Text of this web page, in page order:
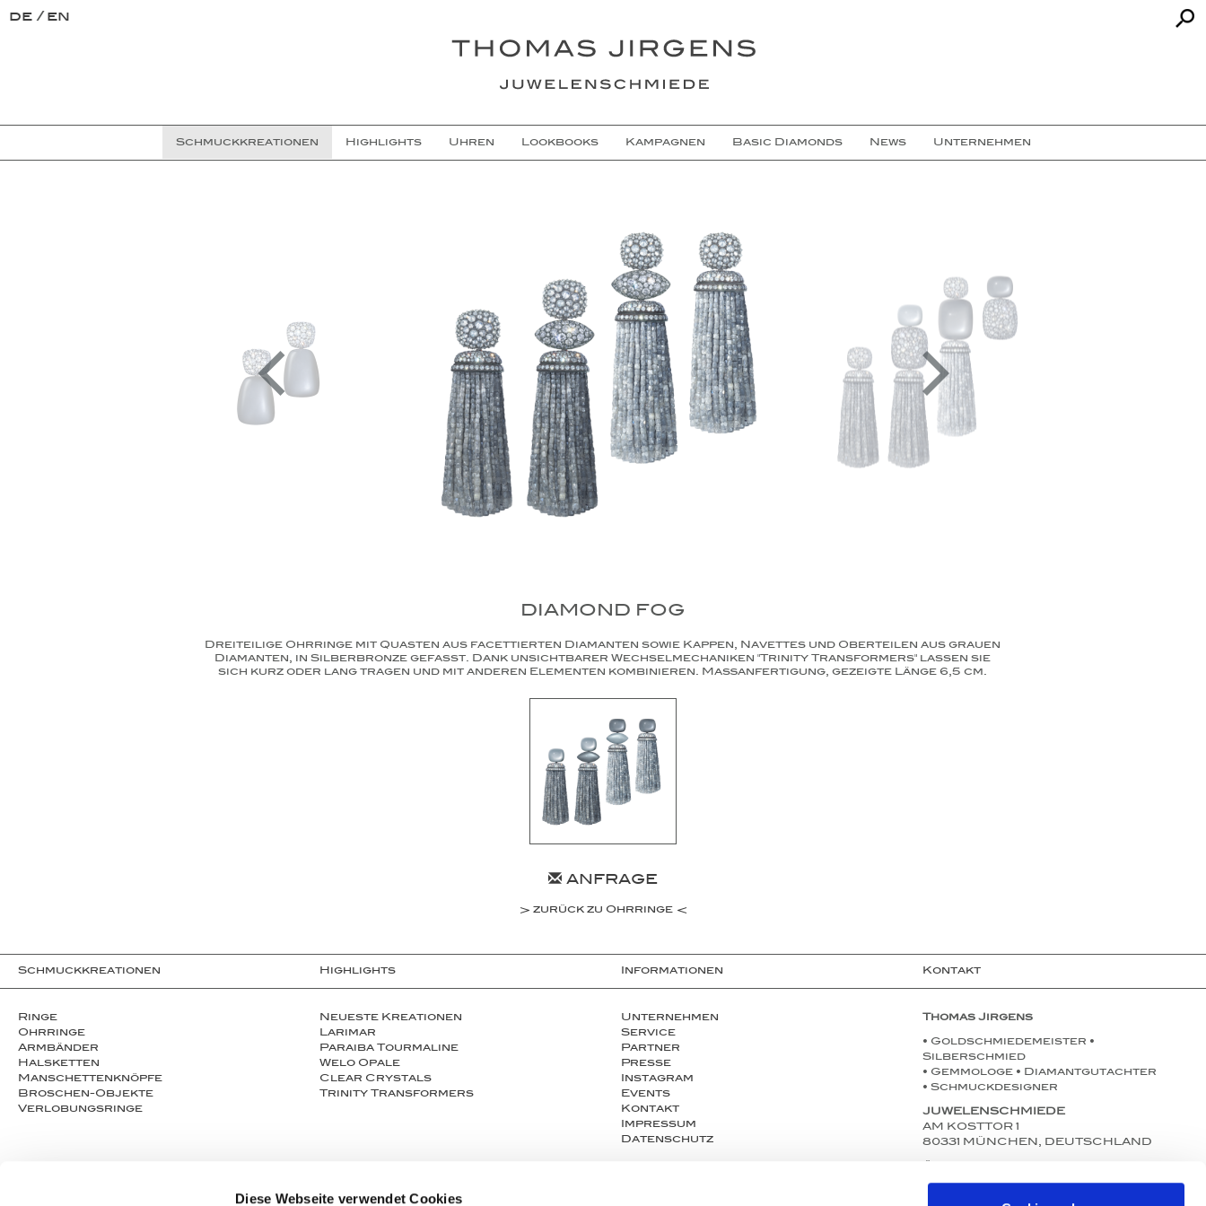
Diese Webseite verwendet Cookies
de en
Schmuckkreationen Highlights Uhren Lookbooks Kampagnen Basic Diamonds News Unternehmen
DIAMOND FOG
Dreiteilige Ohrringe mit Quasten aus facettierten Diamanten sowie Kappen, Navettes und Oberteilen aus grauen
Diamanten, in Silberbronze gefasst. Dank unsichtbarer Wechselmechaniken "Trinity Transformers" lassen sie
sich kurz oder lang tragen und mit anderen Elementen kombinieren. Maßanfertigung, gezeigte Länge 6,5 cm.
ANFRAGE
zurück zu Ohrringe
Schmuckkreationen
Ringe
Ohrringe
Armbänder
Halsketten
Man­schet­ten­­knöpfe
Broschen-Objekte
Ver­lo­bungs­­ringe
Highlights
Neueste Kreationen
Larimar
Paraiba Tourmaline
Welo Opale
Clear Crystals
Trinity Transformers
Informationen
Unternehmen
Service
Partner
Presse
Instagram
Events
Kontakt
Impressum
Datenschutz
Kontakt
Thomas Jirgens
• Goldschmiedemeister •
Silberschmied
• Gemmologe • Diamantgutachter
• Schmuckdesigner
JUWELENSCHMIEDE
AM KOSTTOR 1
80331 MÜNCHEN, DEUTSCHLAND
Mo. bis Fr. 11:00-18:30 Uhr